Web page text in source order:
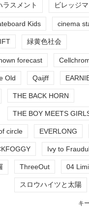
ラスメント ビレッジ
Kids cinema
緑黄色社会
forecast
Old Qaijff
THE BACK HORN
THE BOY MEETS
circle EVERLONG
Ivy to
ThreeOut 04
スロウハイツと太陽
キ